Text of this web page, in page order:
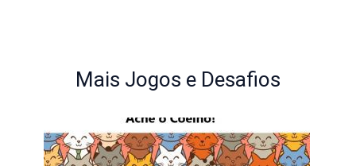
Mais Jogos e Desafios